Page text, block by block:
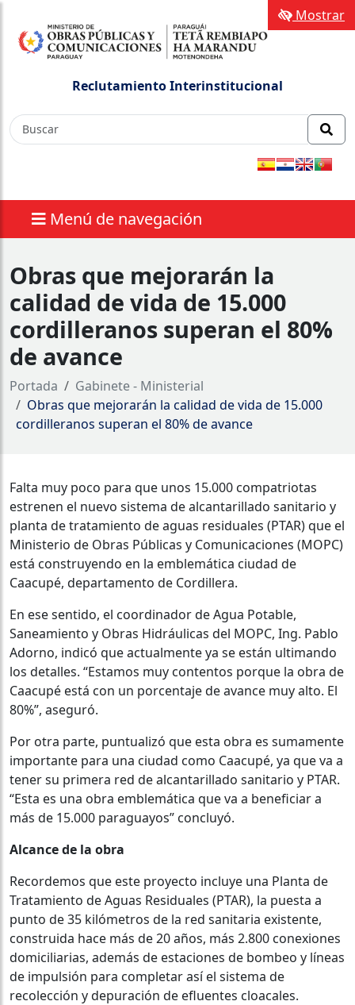
Reclutamiento Interinstitucional
Menú de navegación
Mostrar
Obras que mejorarán la
calidad de vida de 15.000
cordilleranos superan el 80%
de avance
Portada
Gabinete - Ministerial
Obras que mejorarán la calidad de vida de 15.000
cordilleranos superan el 80% de avance
Falta muy poco para que unos 15.000 compatriotas
estrenen el nuevo sistema de alcantarillado sanitario y
planta de tratamiento de aguas residuales (PTAR) que el
Ministerio de Obras Públicas y Comunicaciones (MOPC)
está construyendo en la emblemática ciudad de
Caacupé, departamento de Cordillera.
En ese sentido, el coordinador de Agua Potable,
Saneamiento y Obras Hidráulicas del MOPC, Ing. Pablo
Adorno, indicó que actualmente ya se están ultimando
los detalles. “Estamos muy contentos porque la obra de
Caacupé está con un porcentaje de avance muy alto. El
80%”, aseguró.
Por otra parte, puntualizó que esta obra es sumamente
importante para una ciudad como Caacupé, ya que va a
tener su primera red de alcantarillado sanitario y PTAR.
“Esta es una obra emblemática que va a beneficiar a
más de 15.000 paraguayos” concluyó.
Alcance de la obra
Recordemos que este proyecto incluye una Planta de
Tratamiento de Aguas Residuales (PTAR), la puesta a
punto de 35 kilómetros de la red sanitaria existente,
construida hace más de 20 años, más 2.800 conexiones
domiciliarias, además de estaciones de bombeo y líneas
de impulsión para completar así el sistema de
recolección y depuración de efluentes cloacales.